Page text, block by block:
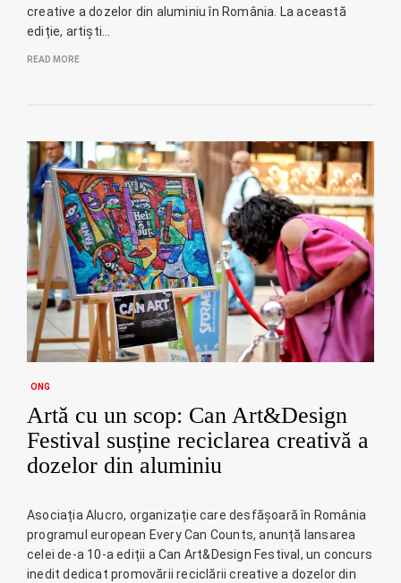
creative a dozelor din aluminiu în România. La această
ediție, artiști…
READ MORE
ONG
Artă cu un scop: Can Art&Design
Festival susține reciclarea creativă a
dozelor din aluminiu
Asociația Alucro, organizație care desfășoară în România
programul european Every Can Counts, anunță lansarea
celei de-a 10-a ediții a Can Art&Design Festival, un concurs
inedit dedicat promovării reciclării creative a dozelor din